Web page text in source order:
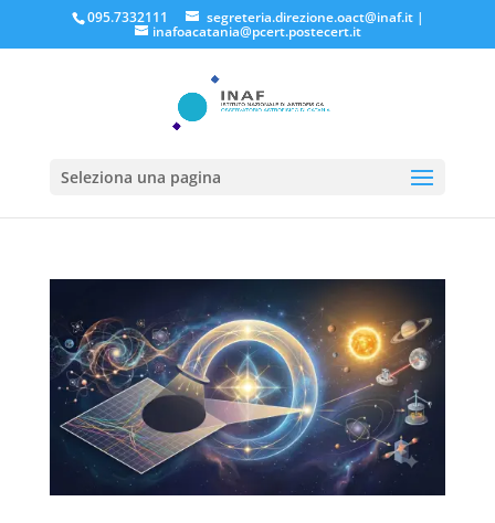
095.7332111 segreteria.direzione.oact@inaf.it|
inafoacatania@pcert.postecert.it
Seleziona una pagina